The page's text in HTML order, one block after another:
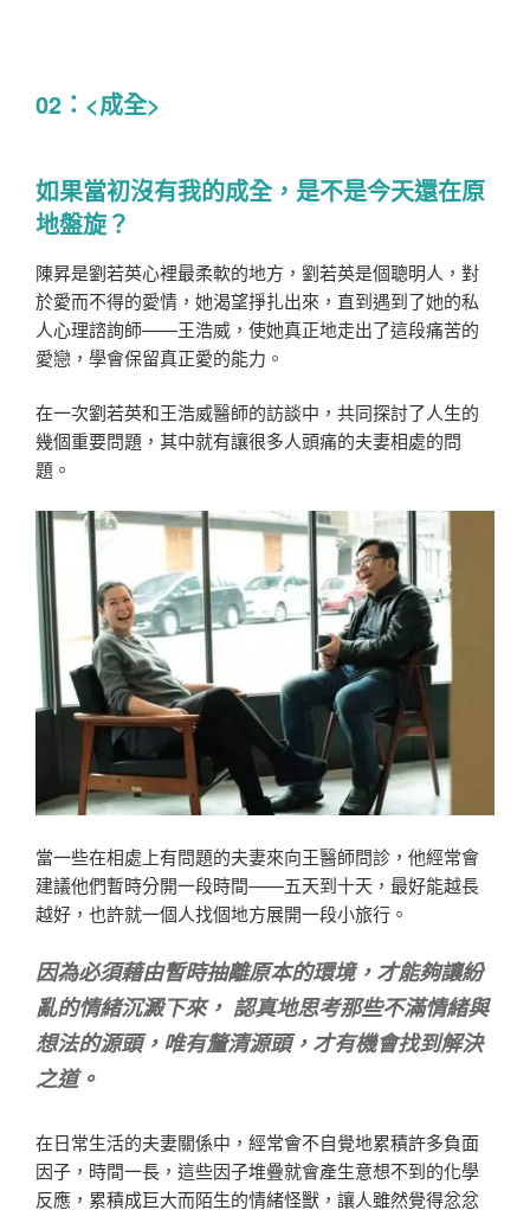
02：<成全>
如果當初沒有我的成全，是不是今天還在原
地盤旋？
陳昇是劉若英心裡最柔軟的地方，劉若英是個聰明人，對
於愛而不得的愛情，她渴望掙扎出來，直到遇到了她的私
人心理諮詢師——王浩威，使她真正地走出了這段痛苦的
愛戀，學會保留真正愛的能力。
在一次劉若英和王浩威醫師的訪談中，共同探討了人生的
幾個重要問題，其中就有讓很多人頭痛的夫妻相處的問
題。
當一些在相處上有問題的夫妻來向王醫師問診，他經常會
建議他們暫時分開一段時間——五天到十天，最好能越長
越好，也許就一個人找個地方展開一段小旅行。
因為必須藉由暫時抽離原本的環境，才能夠讓紛
亂的情緒沉澱下來， 認真地思考那些不滿情緒與
想法的源頭，唯有釐清源頭，才有機會找到解決
之道。
在日常生活的夫妻關係中，經常會不自覺地累積許多負面
因子，時間一長，這些因子堆疊就會產生意想不到的化學
反應，累積成巨大而陌生的情緒怪獸，讓人雖然覺得忿忿